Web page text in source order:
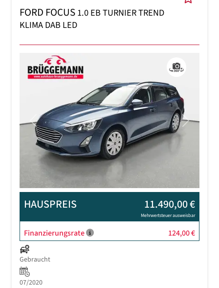
FORD FOCUS1.0 EB TURNIER TREND
KLIMA DAB LED
Previous Next
HAUSPREIS 11.490,00 €
Mehrwertsteuer ausweisbar
Finanzierungsrate 124,00 €
Gebraucht
07/2020